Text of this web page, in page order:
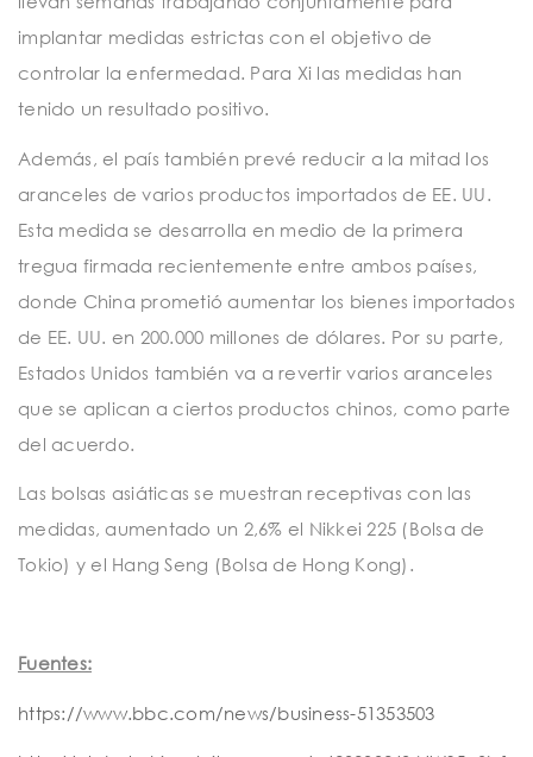
implantar medidas estrictas con el objetivo de
controlar la enfermedad. Para Xi las medidas han
tenido un resultado positivo.
Además, el país también prevé reducir a la mitad los
aranceles de varios productos importados de EE. UU.
Esta medida se desarrolla en medio de la primera
tregua firmada recientemente entre ambos países,
donde China prometió aumentar los bienes importados
de EE. UU. en 200.000 millones de dólares. Por su parte,
Estados Unidos también va a revertir varios aranceles
que se aplican a ciertos productos chinos, como parte
del acuerdo.
Las bolsas asiáticas se muestran receptivas con las
medidas, aumentado un 2,6% el Nikkei 225 (Bolsa de
Tokio) y el Hang Seng (Bolsa de Hong Kong).
Fuentes:
https://www.bbc.com/news/business-51353503